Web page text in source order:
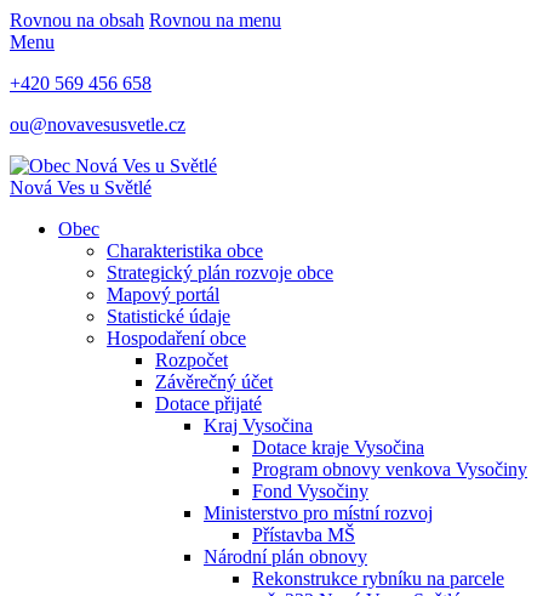
Rovnou na obsah Rovnou na menu
Menu
+420 569 456 658
ou@novavesusvetle.cz
Nová Ves u Světlé
Obec
Charakteristika obce
Strategický plán rozvoje obce
Mapový portál
Statistické údaje
Hospodaření obce
Rozpočet
Závěrečný účet
Dotace přijaté
Kraj Vysočina
Dotace kraje Vysočina
Program obnovy venkova Vysočiny
Fond Vysočiny
Ministerstvo pro místní rozvoj
Přístavba MŠ
Národní plán obnovy
Rekonstrukce rybníku na parcele